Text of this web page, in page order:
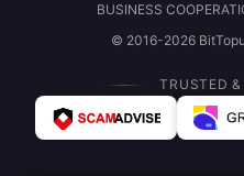
BUSINESS
© 2016-2026
TRUSTED